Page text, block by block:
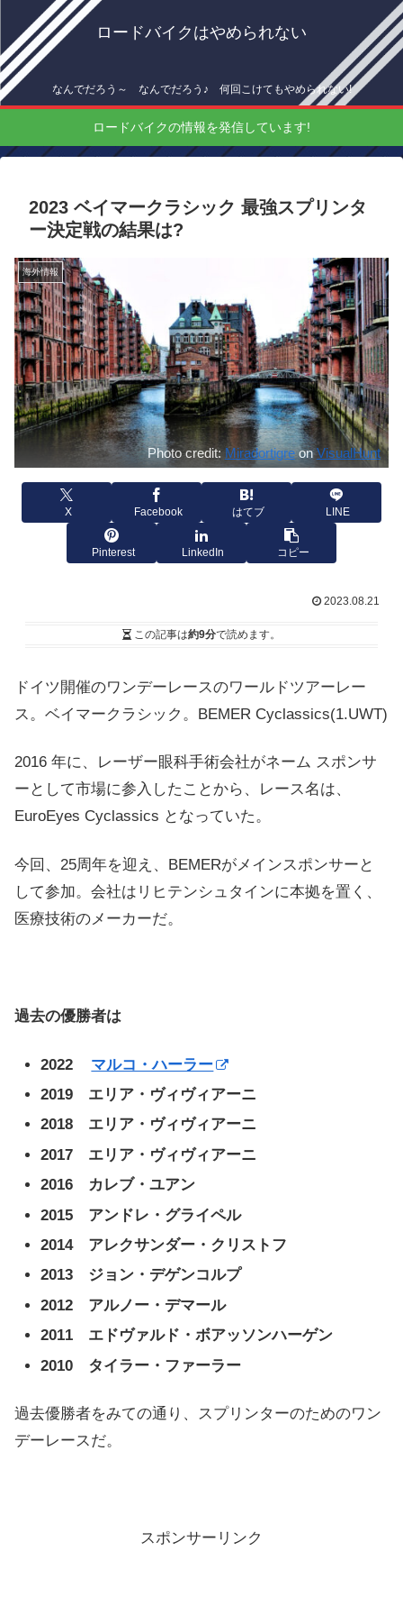
ロードバイクはやめられない
なんでだろう～ なんでだろう♪ 何回こけてもやめられない!
ロードバイクの情報を発信しています!
2023 ベイマークラシック 最強スプリンタ
ー決定戦の結果は?
海外情報
Photo credit:MiradortigreonVisualHunt
X Facebook はてブ LINE
Pinterest LinkedIn コピー
2023.08.21
この記事は約9分で読めます。
ドイツ開催のワンデーレースのワールドツアーレー
ス。ベイマークラシック。BEMER Cyclassics(1.UWT)
2016 年に、レーザー眼科手術会社がネーム スポンサ
ーとして市場に参入したことから、レース名は、
EuroEyes Cyclassics となっていた。
今回、25周年を迎え、BEMERがメインスポンサーと
して参加。会社はリヒテンシュタインに本拠を置く、
医療技術のメーカーだ。
過去の優勝者は
2022 マルコ・ハーラー
2019 エリア・ヴィヴィアーニ
2018 エリア・ヴィヴィアーニ
2017 エリア・ヴィヴィアーニ
2016 カレブ・ユアン
2015 アンドレ・グライペル
2014 アレクサンダー・クリストフ
2013 ジョン・デゲンコルプ
2012 アルノー・デマール
2011 エドヴァルド・ボアッソンハーゲン
2010 タイラー・ファーラー
過去優勝者をみての通り、スプリンターのためのワン
デーレースだ。
スポンサーリンク